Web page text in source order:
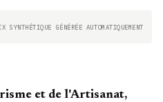
SYNTHÉTIQUE GÉNÉRÉE AUTOMATIQUEMENT
et de l'Artisanat,